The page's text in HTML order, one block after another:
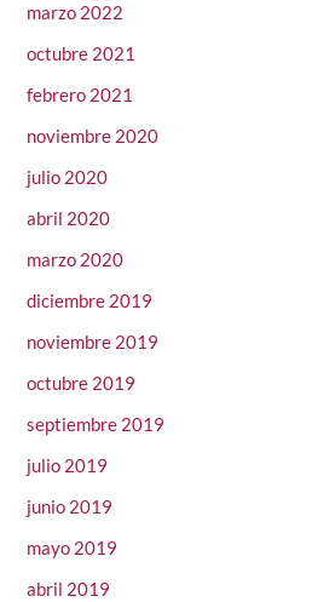
marzo 2022
octubre 2021
febrero 2021
noviembre 2020
julio 2020
abril 2020
marzo 2020
diciembre 2019
noviembre 2019
octubre 2019
septiembre 2019
julio 2019
junio 2019
mayo 2019
abril 2019